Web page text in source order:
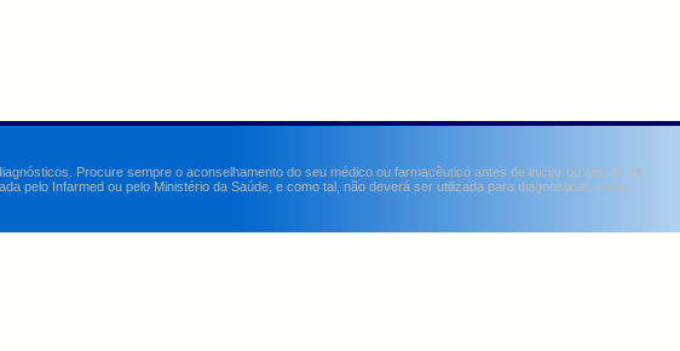
Procure sempre o aconselhamento do seu médico ou farmacêutico antes de iniciar ou alterar um
pelo Infarmed ou pelo Ministério da Saúde, e como tal, não deverá ser utilizada para diagnosticar, curar,